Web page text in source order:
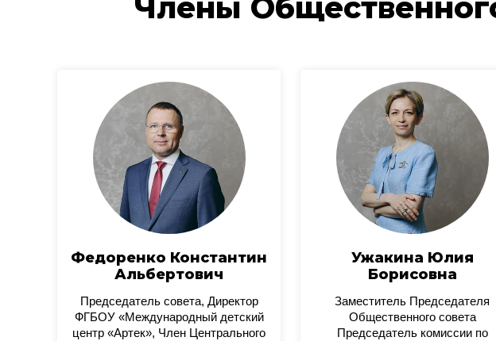
Члены
Федоренко Константин
Альбертович
Председатель совета, Директор
ФГБОУ «Международный детский
центр «Артек», Член Центрального
Ужакина Юлия
Борисовна
Заместитель Председателя
Общественного совета
Председатель комиссии по